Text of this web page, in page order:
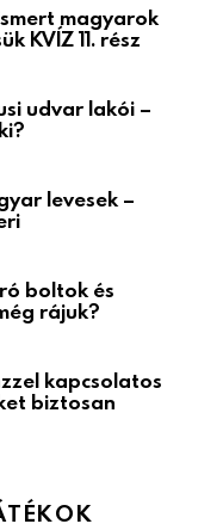
magyarok
KVÍZ 11. rész
udvar lakói –
levesek –
boltok és
rájuk?
kapcsolatos
biztosan